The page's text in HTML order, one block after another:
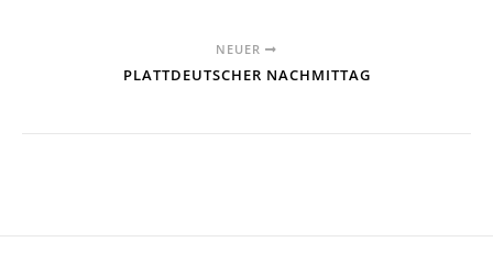
NEUER
PLATTDEUTSCHER NACHMITTAG